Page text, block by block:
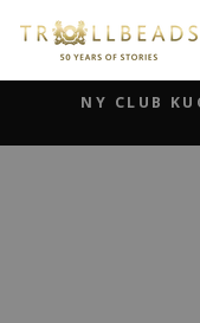
content
NY CLUB